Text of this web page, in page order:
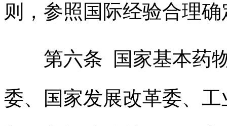
则，参照国际经验合理确
第六条 国家基本药
委、国家发展改革委、